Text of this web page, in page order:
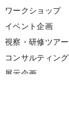
ワークショップ
イベント企画
視察・研修ツアー
コンサルティング
展示企画